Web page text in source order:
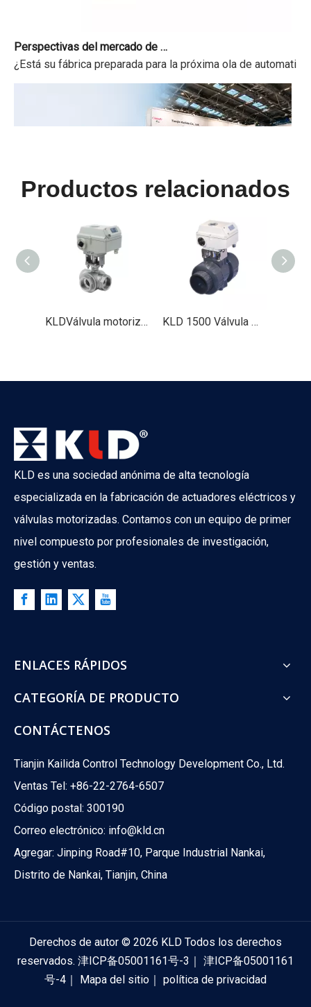
¿Está su fábrica preparada para la próxima ola de
IFAT Del 4 al 7 de mayo de 2026, se celebró
What happens when your control valve loses power? A
¿Alguna vez se preguntó qué válvula alimenta su sistema
Productos relacionados
KLDVálvula motorizada de 3 vías 1500 (acero inoxidable, 2') KLD 1500 Válvula motorizada de 2 vías (plástico, 3' a 4')
KLD es una sociedad anónima de alta tecnología
especializada en la fabricación de actuadores eléctricos y
válvulas motorizadas. Contamos con un equipo de primer
nivel compuesto por profesionales de investigación,
gestión y ventas.
ENLACES RÁPIDOS
CATEGORÍA DE PRODUCTO
CONTÁCTENOS
Tianjin Kailida Control Technology Development Co., Ltd.
Ventas Tel: +86-22-2764-6507
Código postal: 300190
Correo electrónico: info@kld.cn
Agregar: Jinping Road#10, Parque Industrial Nankai,
Distrito de Nankai, Tianjin, China
Derechos de autor © 2026 KLD Todos los derechos
reservados. 津ICP备05001161号-3 ｜ 津ICP备05001161
号-4 ｜ Mapa del sitio ｜ política de privacidad